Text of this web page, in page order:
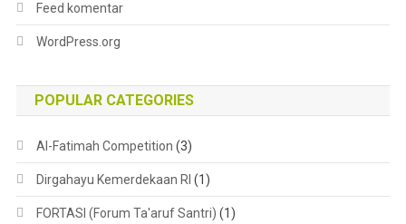
Feed komentar
WordPress.org
POPULAR CATEGORIES
Al-Fatimah Competition (3)
Dirgahayu Kemerdekaan RI (1)
FORTASI (Forum Ta'aruf Santri) (1)